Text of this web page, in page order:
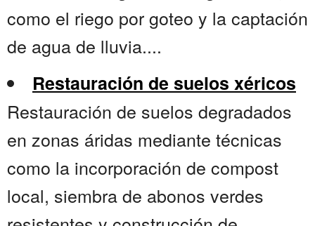
como el riego por goteo y la captación
de agua de lluvia....
Restauración de suelos xéricos
Restauración de suelos degradados
en zonas áridas mediante técnicas
como la incorporación de compost
local, siembra de abonos verdes